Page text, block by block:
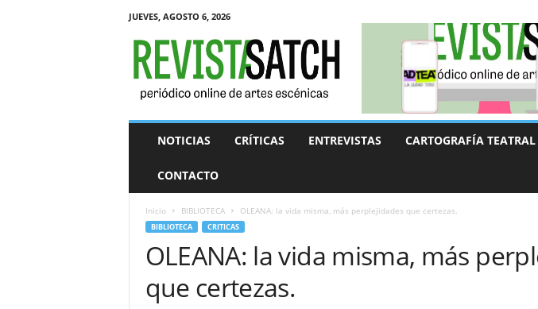
JUEVES, AGOSTO 6, 2026
NOTICIAS CRÍTICAS ENTREVISTAS CARTOGRAFÍA TEATRAL
CONTACTO
Inicio BIBLIOTECA OLEANA: la vida misma, más perplejidades que certezas.
BIBLIOTECA CRITICAS
OLEANA: la vida misma, más
que certezas.